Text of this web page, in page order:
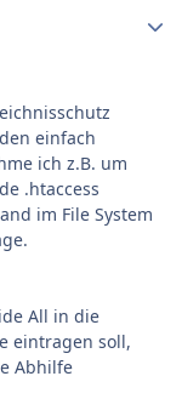
einfach
ich z.B. um
.htaccess
im File System
All in die
eintragen soll,
Abhilfe